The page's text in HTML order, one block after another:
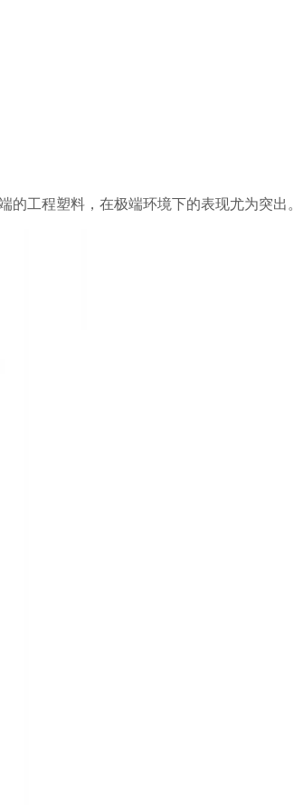
工程塑料，在极端环境下的表现尤为突出。